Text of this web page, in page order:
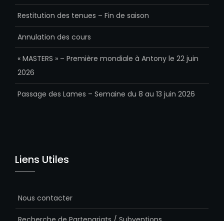
Restitution des tenues – Fin de saison
Annulation des cours
« MASTERS » – Première mondiale à Antony le 22 juin
2026
Passage des Lames – Semaine du 8 au 13 juin 2026
Liens Utiles
Nous contacter